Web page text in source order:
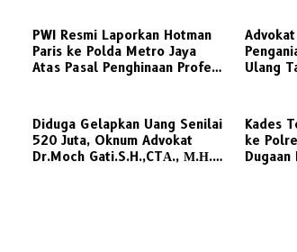
PWI Resmi Laporkan Hotman
Paris ke Polda Metro Jaya
Atas Pasal Penghinaan Profesi
Ulang
Diduga Gelapkan Uang Senilai
520 Juta, Oknum Advokat
Dr.Moch Gati.S.H.,CTА., М.Н.
Kades
ke
Dugaan